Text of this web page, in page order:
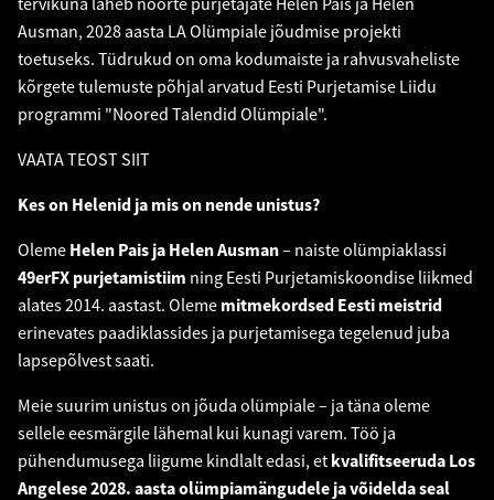
Ausman, 2028 aasta LA Olümpiale jõudmise projekti
toetuseks. Tüdrukud on oma kodumaiste ja rahvusvaheliste
kõrgete tulemuste põhjal arvatud Eesti Purjetamise Liidu
programmi "Noored Talendid Olümpiale".
VAATA TEOSTSIIT
Kes on Helenid ja mis on nende unistus?
Oleme Helen Pais ja Helen Ausman– naiste olümpiaklassi
49erFX purjetamistiim ning Eesti Purjetamiskoondise liikmed
alates 2014. aastast. Oleme mitmekordsed Eesti meistrid
erinevates paadiklassides ja purjetamisega tegelenud juba
lapsepõlvest saati.
Meie suurim unistus on jõuda olümpiale – ja täna oleme
sellele eesmärgile lähemal kui kunagi varem. Töö ja
pühendumusega liigume kindlalt edasi, et kvalifitseeruda Los
Angelese 2028. aasta olümpiamängudele ja võidelda seal